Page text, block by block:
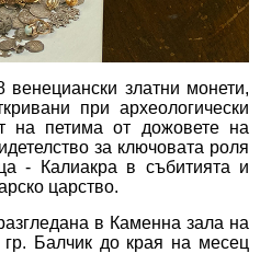
златни монети,
при археологически
на петима от дожовете на
за ключовата роля
- Калиакра в събитията и
царство.
в Каменна зала на
Балчик до края на месец